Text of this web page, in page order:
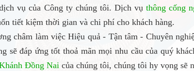
vụ của Công ty chúng tôi. Dịch vụ thông cống
tiết kiệm thời gian và chi phí cho khách hàng.
châm làm việc Hiệu quả - Tận tâm - Chuyên
sẽ đáp ứng tốt thoả mãn mọi nhu cầu của quý
Đồng Nai của chúng tôi, chúng tôi hy vọng sẽ